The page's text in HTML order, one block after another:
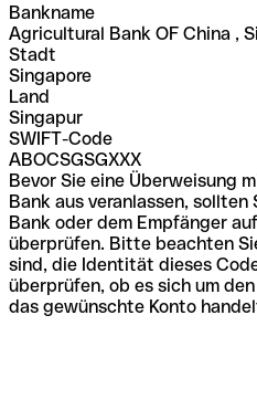
Bankname
Agricultural Bank OF China ,
Stadt
Singapore
Land
Singapur
SWIFT-Code
ABOCSGSGXXX
Bevor Sie eine Überweisung
Bank aus veranlassen,
Bank oder dem Empfänger
überprüfen. Bitte beachten
sind, die Identität dieses
überprüfen, ob es sich um
das gewünschte Konto